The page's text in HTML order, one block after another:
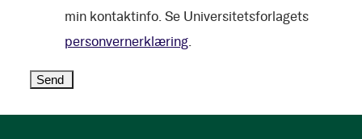
min kontaktinfo. Se Universitetsforlagets
personvernerklæring